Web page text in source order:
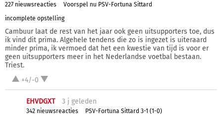
227 nieuwsreacties
Voorspel nu PSV-Fortuna Sittard
incomplete opstelling
Cambuur laat de rest van het jaar ook geen uitsupporters toe, dus
ik vind dit prima. Algehele tendens die zo is ingezet is uiteraard
minder prima, ik vermoed dat het een kwestie van tijd is voor er
geen uitsupporters meer in het Nederlandse voetbal bestaan.
Triest.
+4/-0
EHVDGXT 3 j geleden
342 nieuwsreacties
PSV-Fortuna Sittard 3-1 (1-0)